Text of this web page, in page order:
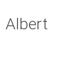
Albert